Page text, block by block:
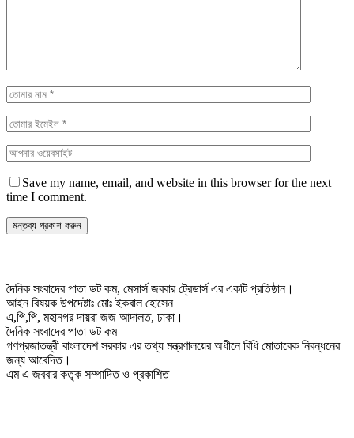
Save my name, email, and website in this browser for the next
time I comment.
দৈনিক সংবাদের পাতা ডট কম, মেসার্স জববার ট্রেডার্স এর একটি প্রতিষ্ঠান।
আইন বিষয়ক উপদেষ্টাঃ মোঃ ইকবাল হোসেন
এ,পি,পি, মহানগর দায়রা জজ আদালত, ঢাকা।
দৈনিক সংবাদের পাতা ডট কম
গণপ্রজাতন্ত্রী বাংলাদেশ সরকার এর তথ্য মন্ত্রণালয়ের অধীনে বিধি মোতাবেক নিবন্ধনের
জন্য আবেদিত।
এম এ জববার কতৃক সম্পাদিত ও প্রকাশিত